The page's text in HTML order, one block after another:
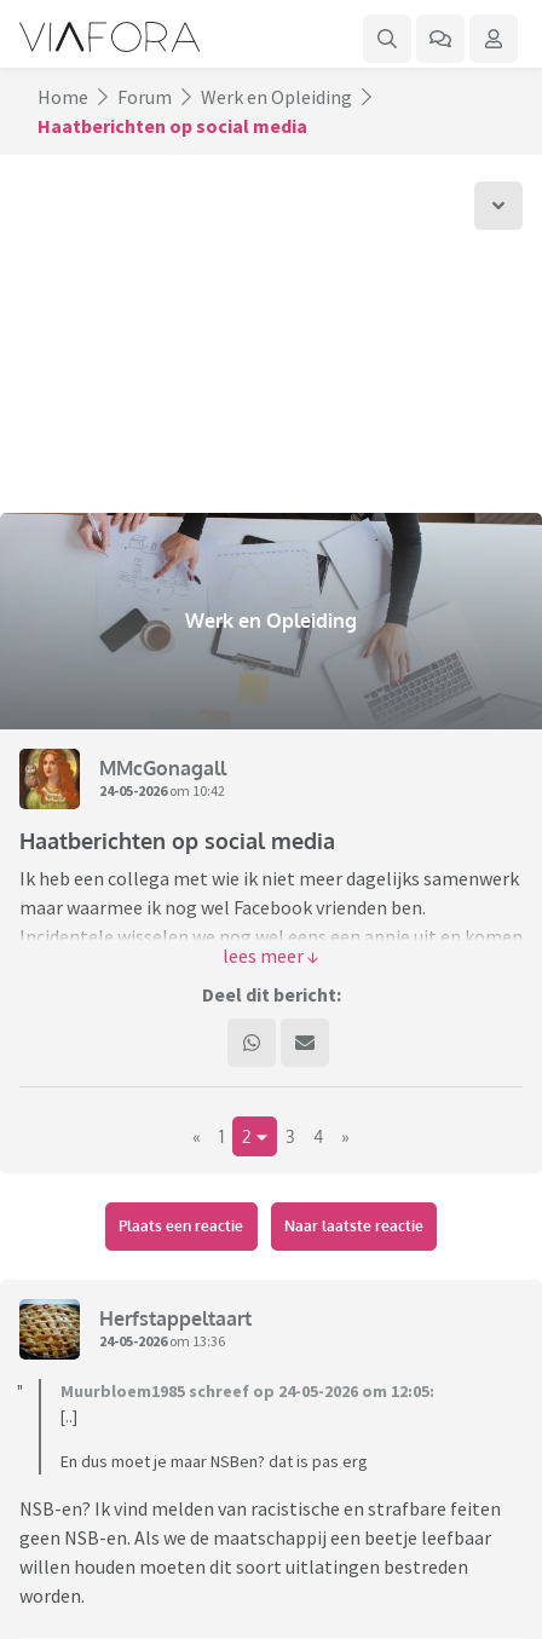
Home Forum
Werk en Opleiding
Haatberichten op social media
Werk en Opleiding
MMcGonagall
24-05-2026om 10:42
Haatberichten op social media
Ik heb een collega met wie ik niet meer dagelijks samenwerk
maar waarmee ik nog wel Facebook vrienden ben.
Incidentele wisselen we nog wel eens een appje uit en komen
elkaar tegen in de wandelgangen. Het is best een aardige
vent, we hebben het over gezin, huisdieren en werk. Hij was
we het (dus) niet over hadden.
De laatste tijd krijg ik via Facebook alleen nog maar heel
vervelende racistische en anti-regeringsbeleid berichten van
hem op FB. Geen eigen berichten maar van die spotprenten
Ik zit daar een beetje mee in mijn maag. Zijn account staat
niet op eigen naam, iets verzonnen, maar soms post hij ook
over zijn gezin dus het is wel aan hem te linken. Ik denk dat
verenigbaar met ons werk. Ik kan natuurlijk ontvrienden en
verder gaan met mijn leven, maar misschien is het juiste om
Wat zouden jullie doen?
Deel dit bericht:
« 1 2 3 4 »
Plaats een reactie Naar laatste reactie
Herfstappeltaart
24-05-2026om 13:36
Muurbloem1985 schreef op 24-05-2026 om 12:05:
[..]
En dus moet je maar NSBen? dat is pas erg
NSB-en? Ik vind melden van racistische en strafbare feiten
geen NSB-en. Als we de maatschappij een beetje leefbaar
willen houden moeten dit soort uitlatingen bestreden
worden.